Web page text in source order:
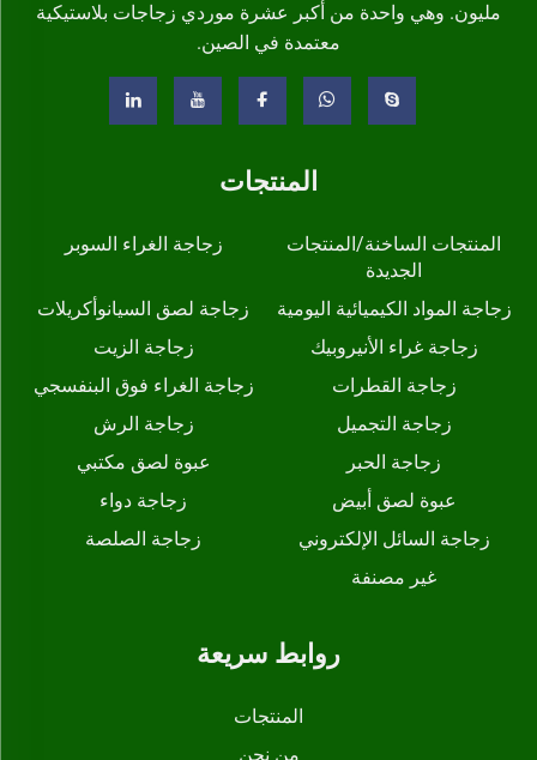
مليون. وهي واحدة من أكبر عشرة موردي زجاجات بلاستيكية
معتمدة في الصين.
المنتجات
المنتجات الساخنة/المنتجات
الجديدة
زجاجة الغراء السوبر
زجاجة المواد الكيميائية اليومية
زجاجة لصق السيانوأكريلات
زجاجة غراء الأنيروبيك
زجاجة الزيت
زجاجة القطرات
زجاجة الغراء فوق البنفسجي
زجاجة التجميل
زجاجة الرش
زجاجة الحبر
عبوة لصق مكتبي
عبوة لصق أبيض
زجاجة دواء
زجاجة السائل الإلكتروني
زجاجة الصلصة
غير مصنفة
روابط سريعة
المنتجات
من نحن